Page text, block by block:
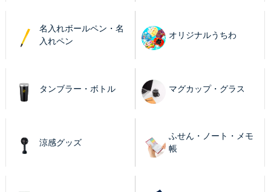
名入れボールペン・名
入れペン
オリジナルうちわ
タンブラー・ボトル マグカップ・グラス
涼感グッズ
ふせん・ノート・メモ
帳